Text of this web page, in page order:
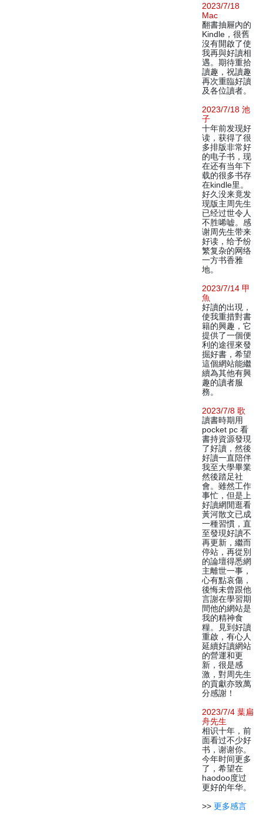
2023/7/18
Mac
翻書抽屜內的
Kindle，很舊
沒有開啟了使
我再與好讀相
遇。期待重拾
讀趣，祝讀趣
再次重臨好讀
及各位讀者。
2023/7/18 池
子
十年前发现好
读，获得了很
多排版非常好
的电子书，现
在还有当年下
载的很多书存
在kindle里。
好久没来竟发
现版主周先生
已经过世令人
不胜唏嘘。感
谢周先生带来
好读，给予纷
繁复杂的网络
一方书香雅
地。
2023/7/14 甲
魚
好讀的出現，
使我重措對書
籍的興趣，它
提供了一個便
利的途徑來發
掘好書，希望
這個網站能繼
續為其他有興
趣的讀者服
務。
2023/7/8 歌
讀書時期用
pocket pc 看
書持資源發現
了好讀，然後
好讀一直陪伴
我至大學畢業
然後踏足社
會。雖然工作
事忙，但是上
好讀網閒逛看
黃河散文已成
一種習慣，直
至發現好讀不
再更新，繼而
停站，再從別
的論壇得悉網
主離世一事，
心有點哀傷，
後悔未曾跟他
言謝在學習期
間他的網站是
我的精神食
糧。見到好讀
重啟，有心人
延續好讀網站
的營運和更
新，很是感
激，對周先生
的貢獻亦致萬
分感謝！
2023/7/4 葉扁
舟先生
相识十年，前
面看过不少好
书，谢谢你。
今年时间更多
了，希望在
haodoo度过
更好的年华。
>> 更多感言